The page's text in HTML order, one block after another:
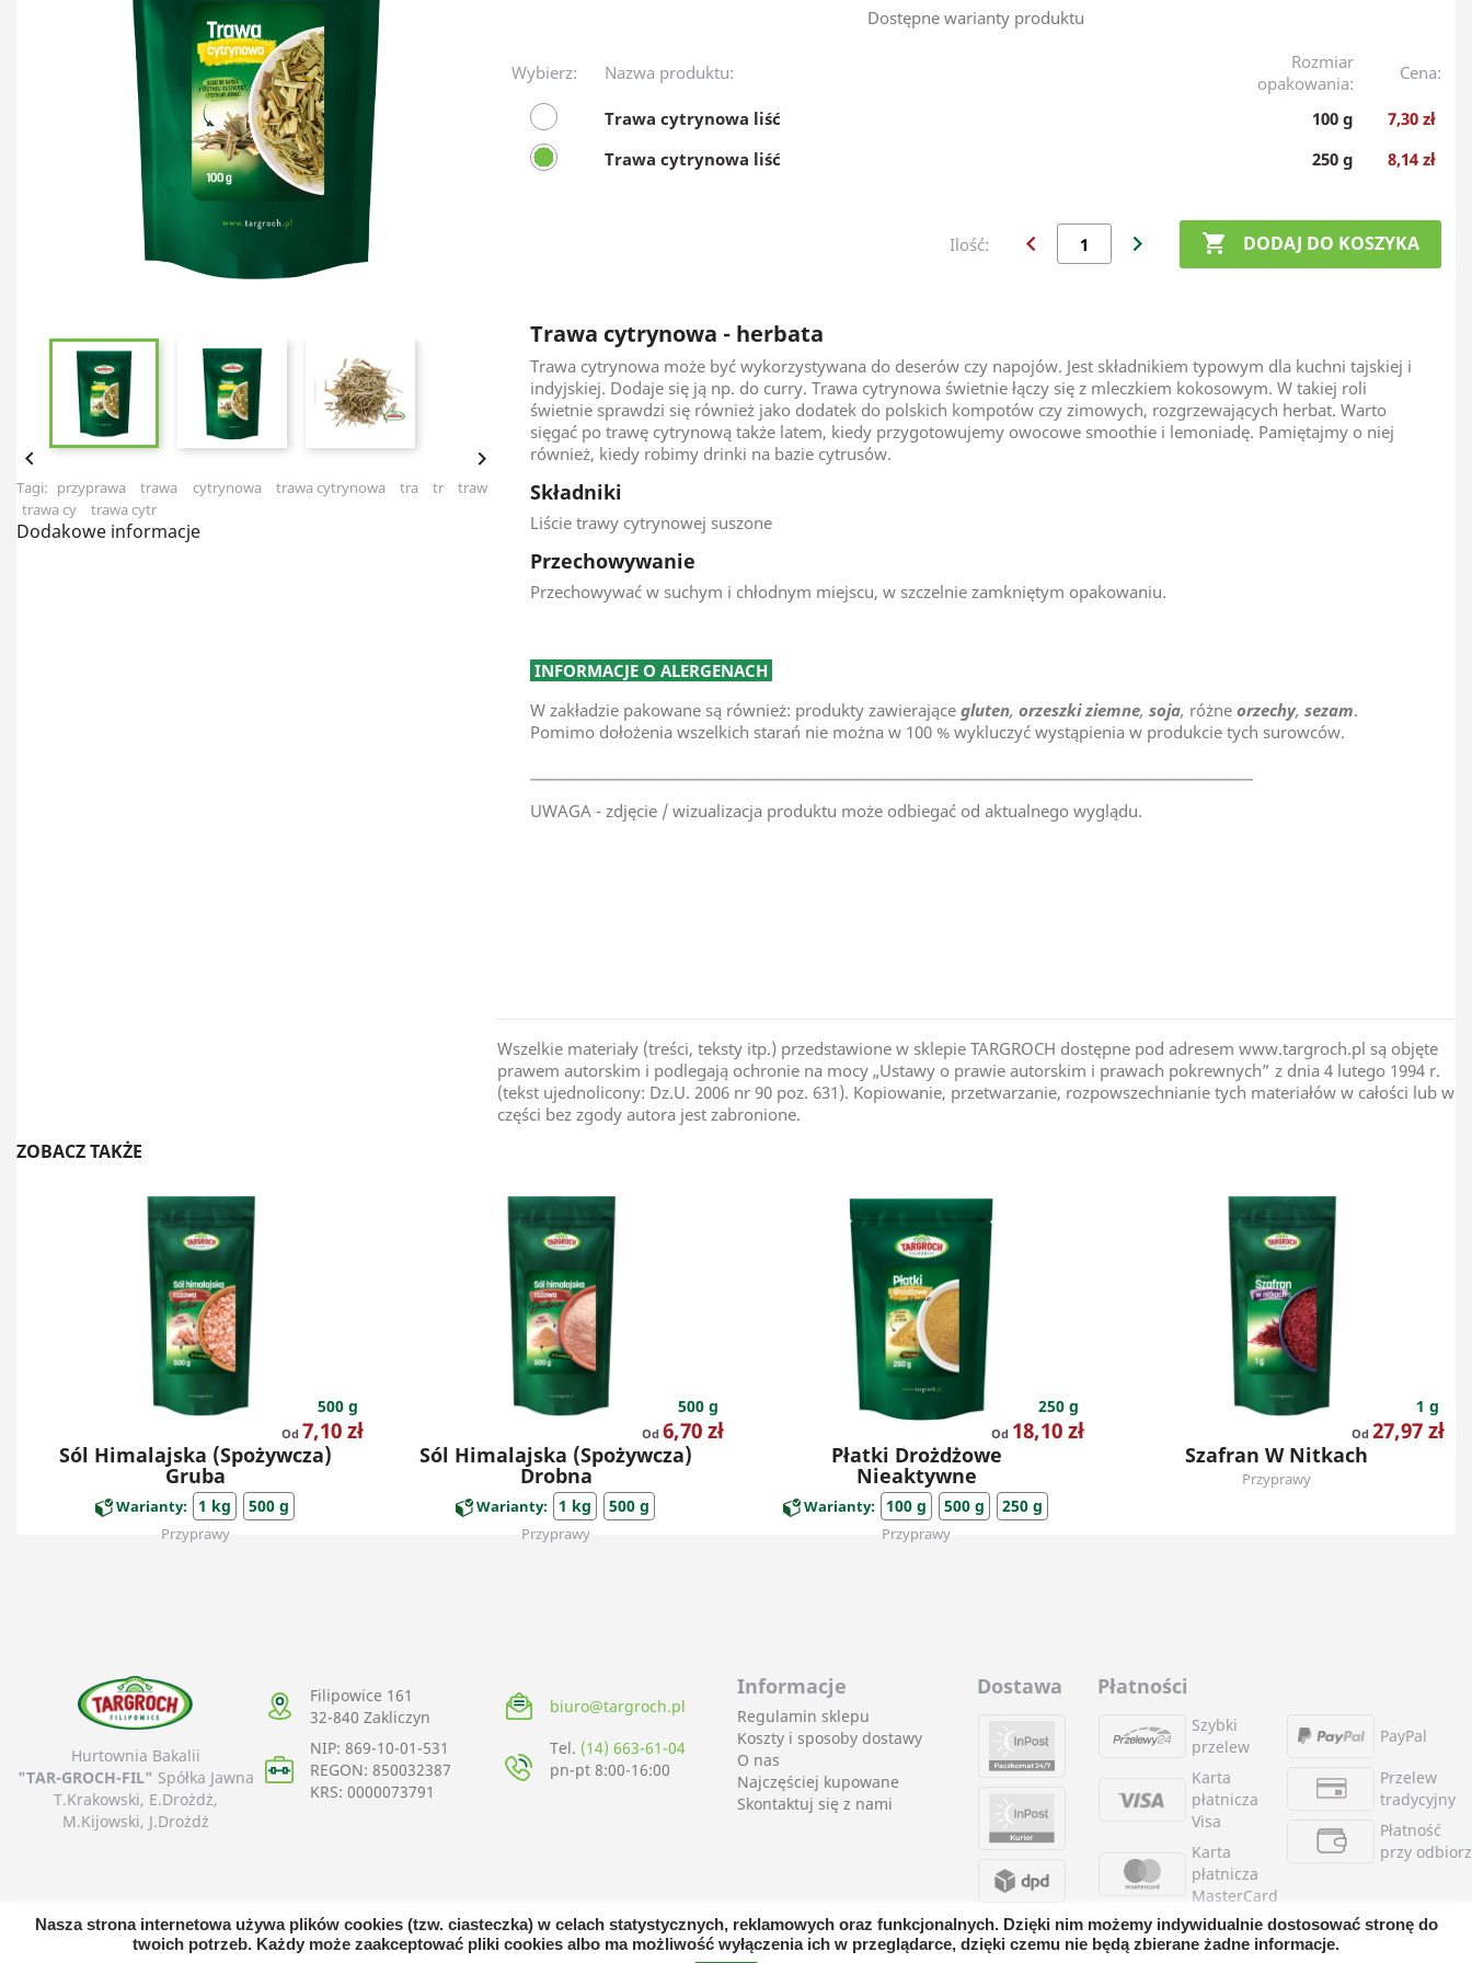
 
Tagi: przyprawa trawa cytrynowa trawa cytrynowa tra tr
traw
trawa cy
trawa cytr
Dodakowe informacje
Dostępne warianty produktu
Wybierz: Nazwa produktu:
Rozmiar
opakowania:
Cena:
Trawa cytrynowa liść 100 g
7,30 zł
Trawa cytrynowa liść
250 g 8,14 zł
Ilość: chevron_left chevron_right  DODAJ DO KOSZYKA
Trawa cytrynowa - herbata
Trawa cytrynowa może być wykorzystywana do deserów czy napojów. Jest składnikiem typowym dla kuchni tajskiej i
indyjskiej. Dodaje się ją np. do curry. Trawa cytrynowa świetnie łączy się z mleczkiem kokosowym. W takiej roli
świetnie sprawdzi się również jako dodatek do polskich kompotów czy zimowych, rozgrzewających herbat. Warto
sięgać po trawę cytrynową także latem, kiedy przygotowujemy owocowe smoothie i lemoniadę. Pamiętajmy o niej
również, kiedy robimy drinki na bazie cytrusów.
Składniki
Liście trawy cytrynowej suszone
Przechowywanie
Przechowywać w suchym i chłodnym miejscu, w szczelnie zamkniętym opakowaniu.
INFORMACJE O ALERGENACH
W zakładzie pakowane są również: produkty zawierające gluten, orzeszki ziemne, soja, różne orzechy, sezam.
Pomimo dołożenia wszelkich starań nie można w 100 % wykluczyć wystąpienia w produkcie tych surowców.
UWAGA - zdjęcie / wizualizacja produktu może odbiegać od aktualnego wyglądu.
Wszelkie materiały (treści, teksty itp.) przedstawione w sklepie TARGROCH dostępne pod adresem www.targroch.pl są objęte
prawem autorskim i podlegają ochronie na mocy „Ustawy o prawie autorskim i prawach pokrewnych” z dnia 4 lutego 1994 r.
(tekst ujednolicony: Dz.U. 2006 nr 90 poz. 631). Kopiowanie, przetwarzanie, rozpowszechnianie tych materiałów w całości lub w
części bez zgody autora jest zabronione.
ZOBACZ TAKŻE
500 g
Od Cena
7,10 zł
Sól Himalajska (spożywcza)
Gruba
Warianty: 1 kg 500 g
Przyprawy
500 g
Od Cena
6,70 zł
Sól Himalajska (spożywcza)
Drobna
Warianty: 1 kg 500 g
Przyprawy
250 g
Od Cena
18,10 zł
Płatki Drożdżowe
Nieaktywne
Warianty: 100 g 500 g 250 g
Przyprawy
1 g
Od Cena
27,97 zł
Szafran W Nitkach
Przyprawy
Hurtownia Bakalii
"TAR-GROCH-FIL" Spółka Jawna
T.Krakowski, E.Drożdż,
M.Kijowski, J.Drożdż
Filipowice 161
32-840 Zakliczyn
NIP: 869-10-01-531
REGON: 850032387
KRS: 0000073791
biuro@targroch.pl
Tel. (14) 663-61-04
pn-pt 8:00-16:00
Informacje
Regulamin sklepu
Koszty i sposoby dostawy
O nas
Najczęściej kupowane
Skontaktuj się z nami
Nasza strona internetowa używa plików cookies (tzw. ciasteczka) w celach statystycznych, reklamowych oraz funkcjonalnych. Dzięki nim możemy indywidualnie dostosować stronę do
twoich potrzeb. Każdy może zaakceptować pliki cookies albo ma możliwość wyłączenia ich w przeglądarce, dzięki czemu nie będą zbierane żadne informacje.
Dostawa Płatności
Szybki
przelew
Karta
płatnicza
Visa
Karta
płatnicza
MasterCard
PayPal
Przelew
tradycyjny
Płatność
przy